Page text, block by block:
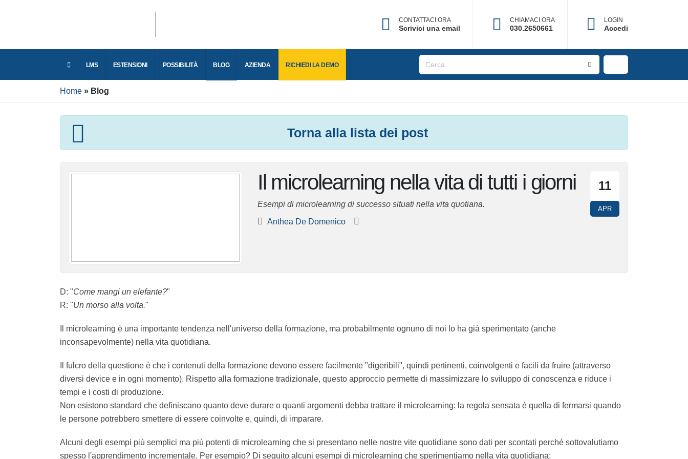
CONTATTACI ORA
Scrivici una email
CHIAMACI ORA
030.2650661
LOGIN
Accedi
LMS ESTENSIONI POSSIBILITÀ BLOG AZIENDA RICHIEDI LA
Home Blog
Torna alla listadei post
11
APR
Il microlearning nella vita di tutti i
giorni
Esempi di microlearning di successo situati nella vita quotiana.
D: "Come mangi un elefante?"
R: "Un morso alla volta."
Il microlearning è una importante tendenza nell'universo della formazione, ma probabilmente ognuno di noi lo ha già sperimentato (anche
inconsapevolmente) nella vita quotidiana.
Il fulcro della questione è che i contenuti della formazione devono essere facilmente "digeribili", quindi pertinenti, coinvolgenti e facili da fruire
(attraverso diversi device e in ogni momento). Rispetto alla formazione tradizionale, questo approccio permette di massimizzare lo sviluppo di
conoscenza e riduce i tempi e i costi di produzione.
Non esistono standard che definiscano quanto deve durare o quanti argomenti debba trattare il microlearning: la regola sensata è quella di
fermarsi quando le persone potrebbero smettere di essere coinvolte e, quindi, di imparare.
Alcuni degli esempi più semplici ma più potenti di microlearning che si presentano nelle nostre vite quotidiane sono dati per scontati perché
sottovalutiamo spesso l'apprendimento incrementale. Per esempio? Di seguito alcuni esempi di microlearning che sperimentiamo nella vita